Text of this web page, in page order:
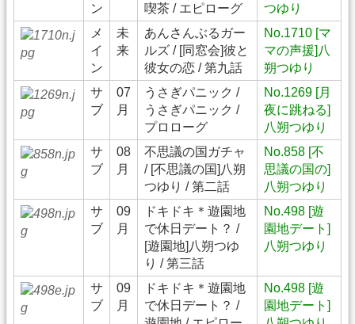
ン
喫茶 / エピローグ
つゆり
メ
イ
ン
未
来
あんさんぶるガー
ルズ / [同窓会]彼と
彼女の恋 / 第九話
No.1710 [マ
マの声援]八
朔つゆり
サ
ブ
07
月
うさぎパニック /
うさぎパニック /
プロローグ
No.1269 [月
夜に跳ねる]
八朔つゆり
サ
ブ
08
月
不思議の国ガチャ
/ [不思議の国]八朔
つゆり / 第二話
No.858 [不
思議の国の]
八朔つゆり
サ
ブ
09
月
ドキドキ＊遊園地
で休日デート？ /
[遊園地]八朔つゆ
り / 第三話
No.498 [遊
園地デート]
八朔つゆり
サ
ブ
09
月
ドキドキ＊遊園地
で休日デート？ /
No.498 [遊
園地デート]